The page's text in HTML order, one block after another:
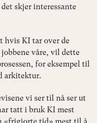
skjer interessante
hvis KI tar over de
våre, vil dette
for eksempel til
arkitektur.
vi ser til nå ser ut
tatt i bruk KI mest
«frigjorte tid» mest til å